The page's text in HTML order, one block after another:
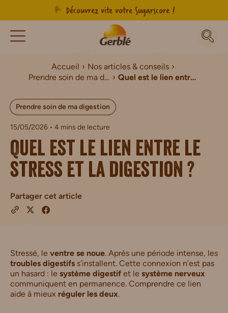
Découvrez vite votre Sugarscore !
Accueil
Nos articles & conseils
Prendre soin de ma digestion
Quel est le lien entre le stress et la digestion ?
Prendre soin de ma digestion
15/05/2026 • 4 mins de lecture
Quel est le lien entre le
stress et la digestion ?
Partager cet article
Stressé, le ventre se noue. Après une période intense, les
troubles digestifs s’installent. Cette connexion n’est pas
un hasard : le système digestif et le système nerveux
communiquent en permanence. Comprendre ce lien
aide à mieux réguler les deux.